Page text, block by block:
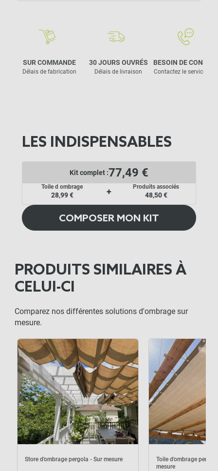
SUR COMMANDE
Délais de fabrication
30 JOURS OUVRÉS
Délais de livraison
BESOIN DE CONSEIL
Contactez le service
LES INDISPENSABLES
Kit complet :77,49 €
Toile d ombrage
28,99 € +
Produits associés
48,50 €
COMPOSER MON KIT
PRODUITS SIMILAIRES À
CELUI-CI
Comparez nos différentes solutions d'ombrage sur
mesure.
Store d'ombrage pergola - Sur mesure
Toile d'ombrage
mesure